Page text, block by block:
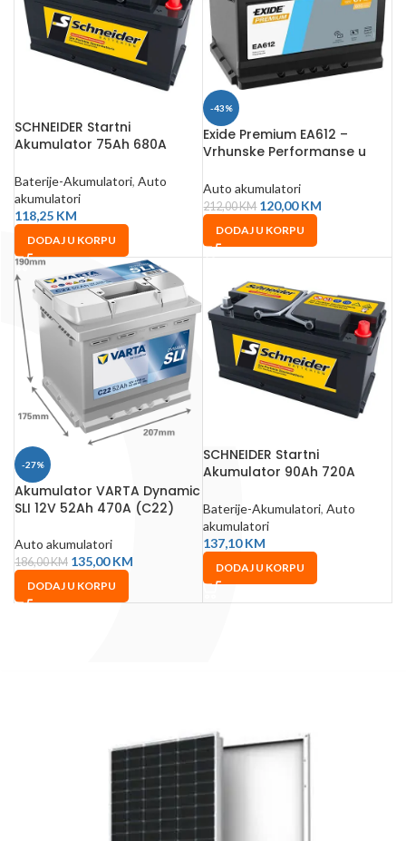
SCHNEIDER Startni
Akumulator 75Ah 680A
Baterije-Akumulatori, Auto
akumulatori
118,25 KM
DODAJ U KORPU
-43%
Exide Premium EA612 –
Vrhunske Performanse u
Auto akumulatori
212,00KM 120,00KM
DODAJ U KORPU
-27%
Akumulator VARTA Dynamic
SLI 12V 52Ah 470A (C22)
Auto akumulatori
186,00KM 135,00KM
DODAJ U KORPU
SCHNEIDER Startni
Akumulator 90Ah 720A
Baterije-Akumulatori, Auto
akumulatori
137,10KM
DODAJ U KORPU